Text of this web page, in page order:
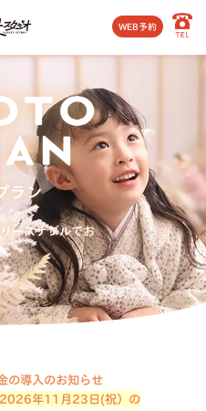
WEB予約
ラン
ーズナブルでお
の導入のお知らせ
年11月23日(祝）の